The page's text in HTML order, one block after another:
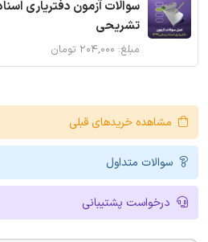
تشریحی
مبلغ: ۲۰۴,۰۰۰ تومان
مشاهده خریدهای قبلی
سوالات متداول
درخواست پشتیبانی